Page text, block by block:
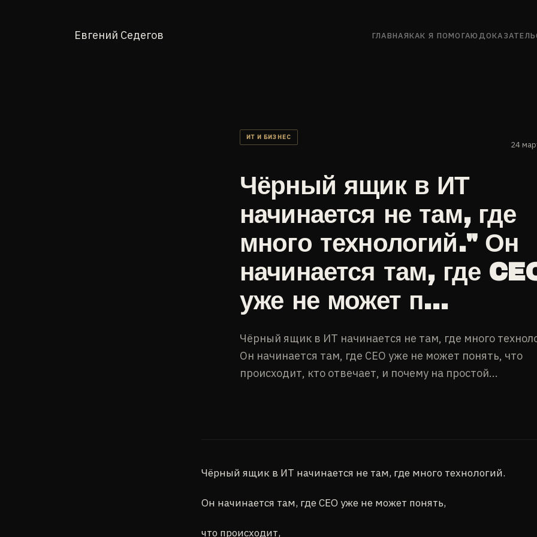
Евгений Седегов ГЛАВНАЯКАК Я ПОМОГАЮ
ИТ И БИЗНЕС
24
Чёрный ящик в ИТ
начинается не там, где
много технологий." Он
начинается там, где
уже не может п…
Чёрный ящик в ИТ начинается не там, где много
Он начинается там, где CEO уже не может понять, что
происходит, кто отвечает, и почему на простой...
Чёрный ящик в ИТ начинается не там, где много технологий.
Он начинается там, где CEO уже не может понять,
что происходит,